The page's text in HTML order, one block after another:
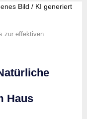
Bild / KI generiert
zur effektiven
Haus